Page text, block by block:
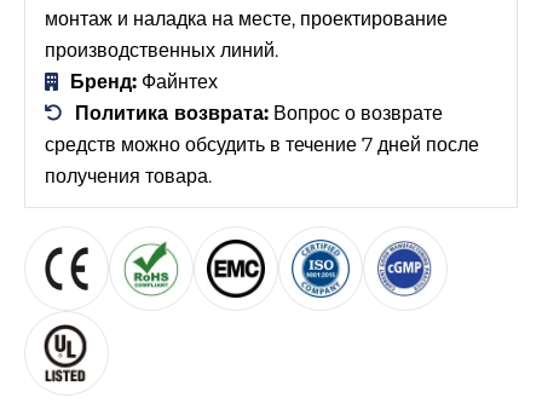
монтаж и наладка на месте, проектирование
производственных линий.
Бренд: Файнтех
Политика возврата: Вопрос о возврате
средств можно обсудить в течение 7 дней после
получения товара.